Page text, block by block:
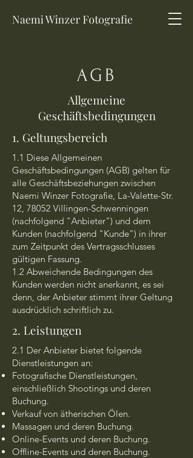
Naemi Winzer Fotografie
AGB
Allgemeine
Geschäftsbedingungen
1. Geltungsbereich
1.1 Diese Allgemeinen
Geschäftsbedingungen (AGB) gelten für
alle Geschäftsbeziehungen zwischen
Naemi Winzer Fotografie, La-Valette-Str.
12, 78052 Villingen-Schwenningen
(nachfolgend "Anbieter") und dem
Kunden (nachfolgend "Kunde") in ihrer
zum Zeitpunkt des Vertragsschlusses
gültigen Fassung.
1.2 Abweichende Bedingungen des
Kunden werden nicht anerkannt, es sei
denn, der Anbieter stimmt ihrer Geltung
ausdrücklich schriftlich zu.
2. Leistungen
2.1 Der Anbieter bietet folgende
Dienstleistungen an:
Fotografische Dienstleistungen,
einschließlich Shootings und deren
Buchung.
Verkauf von ätherischen Ölen.
Massagen und deren Buchung.
Online-Events und deren Buchung.
Offline-Events und deren Buchung.